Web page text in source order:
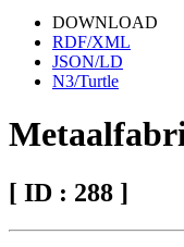
DOWNLOAD
RDF/XML
JSON/LD
N3/Turtle
[ ID : 288 ]